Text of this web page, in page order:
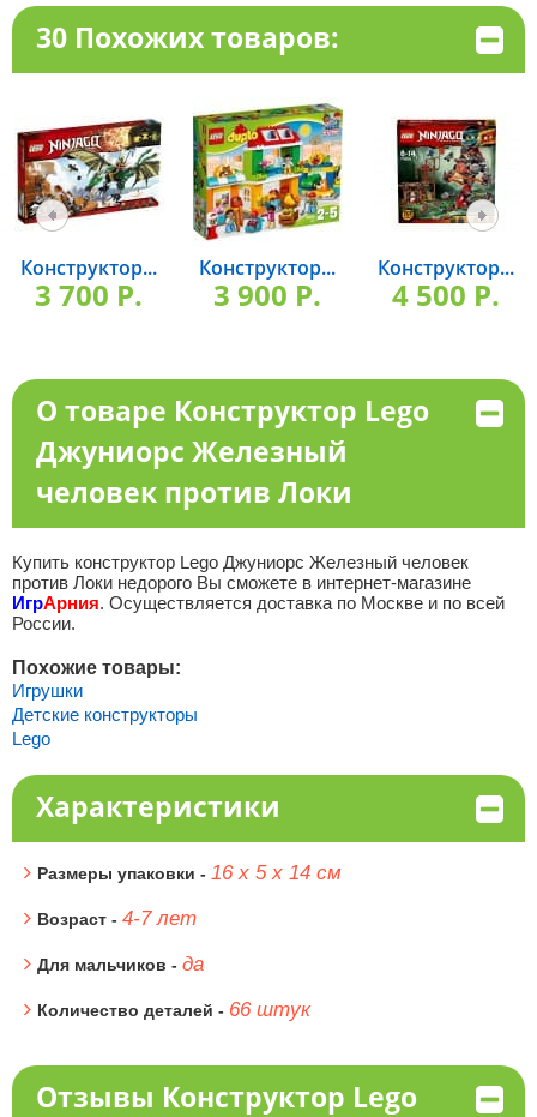
30 Похожих товаров:
Конструктор...
3 700 P.
Конструктор...
3 900 P.
Конструктор...
4 500 P.
О товаре Конструктор Lego
Джуниорс Железный
человек против Локи
Купить конструктор Lego Джуниорс Железный человек
против Локи недорого Вы сможете в интернет-магазине
ИгрАрния. Осуществляется доставка по Москве и по всей
России.
Похожие товары:
Игрушки
Детские конструкторы
Lego
Характеристики
Размеры упаковки - 16 х 5 х 14 см
Возраст - 4-7 лет
Для мальчиков - да
Количество деталей - 66 штук
Отзывы Конструктор Lego